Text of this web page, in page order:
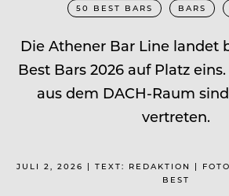
50 BEST BARS BARS
Die Athener Bar Line landet
Best Bars 2026 auf Platz
aus dem DACH-Raum
vertreten.
JULI 2, 2026 | TEXT: REDAKTION |
BEST